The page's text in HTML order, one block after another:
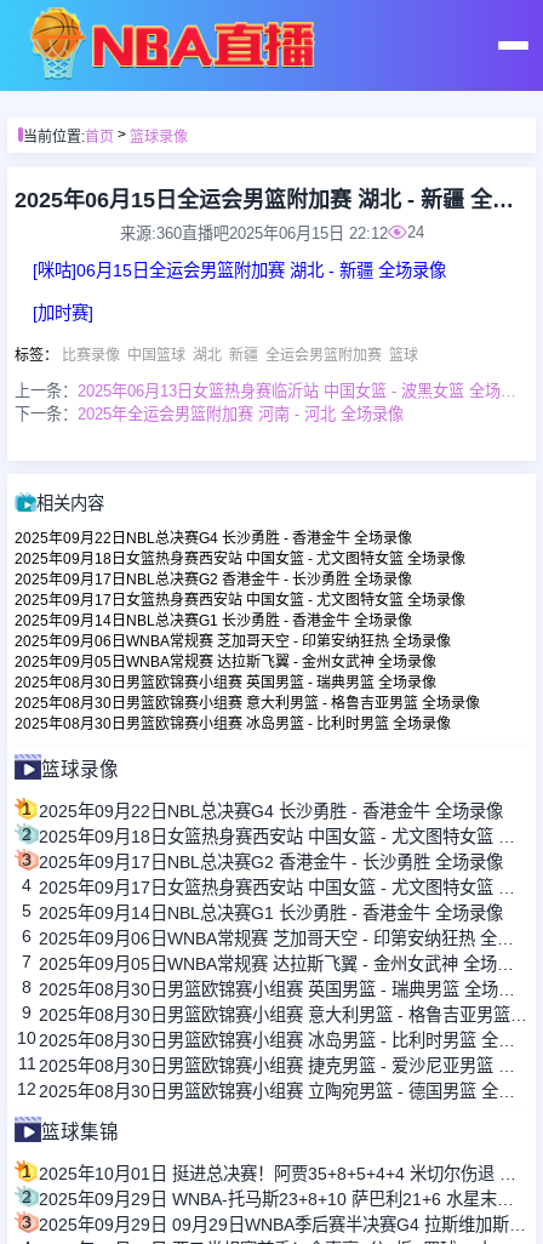
首页
足球直播
篮球直播
篮球录像
篮球集锦
足球新闻
篮球新闻
当前位置:首页> 篮球录像
2025年06月15日全运会男篮附加赛 湖北 - 新疆 全场录像
来源:360直播吧2025年06月15日 22:12 24
[咪咕]06月15日全运会男篮附加赛 湖北 - 新疆 全场录像
[加时赛]
标签： 比赛录像 中国篮球 湖北 新疆 全运会男篮附加赛 篮球
上一条：
2025年06月13日女篮热身赛临沂站 中国女篮 - 波黑女篮 全场录像
下一条： 2025年全运会男篮附加赛 河南 - 河北 全场录像
相关内容
2025年09月22日NBL总决赛G4 长沙勇胜 - 香港金牛 全场录像
2025年09月18日女篮热身赛西安站 中国女篮 - 尤文图特女篮 全场录像
2025年09月17日NBL总决赛G2 香港金牛 - 长沙勇胜 全场录像
2025年09月17日女篮热身赛西安站 中国女篮 - 尤文图特女篮 全场录像
2025年09月14日NBL总决赛G1 长沙勇胜 - 香港金牛 全场录像
2025年09月06日WNBA常规赛 芝加哥天空 - 印第安纳狂热 全场录像
2025年09月05日WNBA常规赛 达拉斯飞翼 - 金州女武神 全场录像
2025年08月30日男篮欧锦赛小组赛 英国男篮 - 瑞典男篮 全场录像
2025年08月30日男篮欧锦赛小组赛 意大利男篮 - 格鲁吉亚男篮 全场录像
2025年08月30日男篮欧锦赛小组赛 冰岛男篮 - 比利时男篮 全场录像
篮球录像
1 2025年09月22日NBL总决赛G4 长沙勇胜 - 香港金牛 全场录像
2
3 2025年09月17日NBL总决赛G2 香港金牛 - 长沙勇胜 全场录像
4
5 2025年09月14日NBL总决赛G1 长沙勇胜 - 香港金牛 全场录像
6
7
8
9
10
11
12
篮球集锦
1
2
3